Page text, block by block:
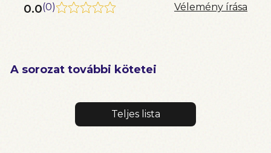
0.0(0) Vélemény írása
A sorozat további kötetei
Teljes lista